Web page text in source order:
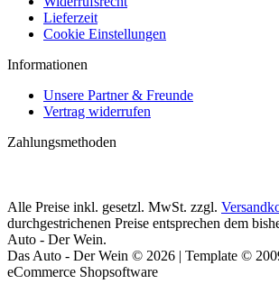
Lieferzeit
Cookie Einstellungen
Informationen
Unsere Partner & Freunde
Vertrag widerrufen
Zahlungsmethoden
Alle Preise inkl. gesetzl. MwSt. zzgl.
durchgestrichenen Preise entsprechen dem
Auto - Der Wein.
Das Auto - Der Wein © 2026 | Template ©
eCommerce Shopsoftware